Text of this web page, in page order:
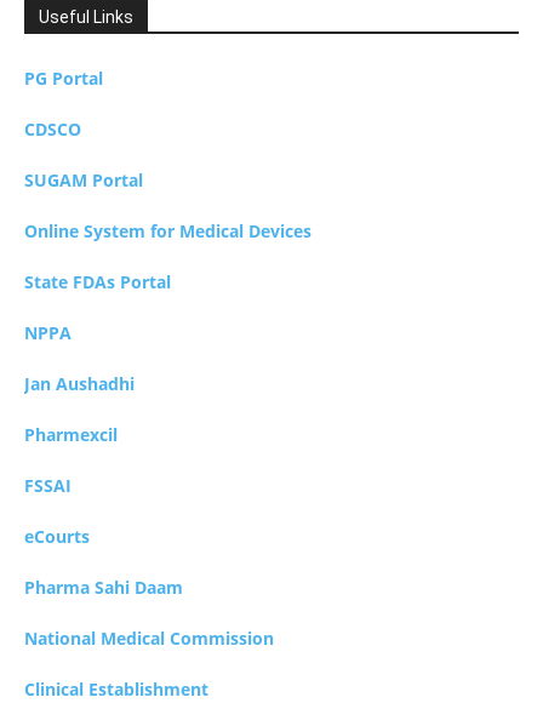
Useful Links
PG Portal
CDSCO
SUGAM Portal
Online System for Medical Devices
State FDAs Portal
NPPA
Jan Aushadhi
Pharmexcil
FSSAI
eCourts
Pharma Sahi Daam
National Medical Commission
Clinical Establishment